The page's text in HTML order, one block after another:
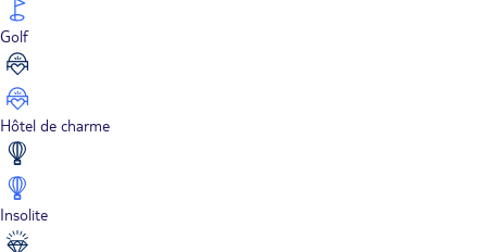
Golf
Hôtel de charme
Insolite